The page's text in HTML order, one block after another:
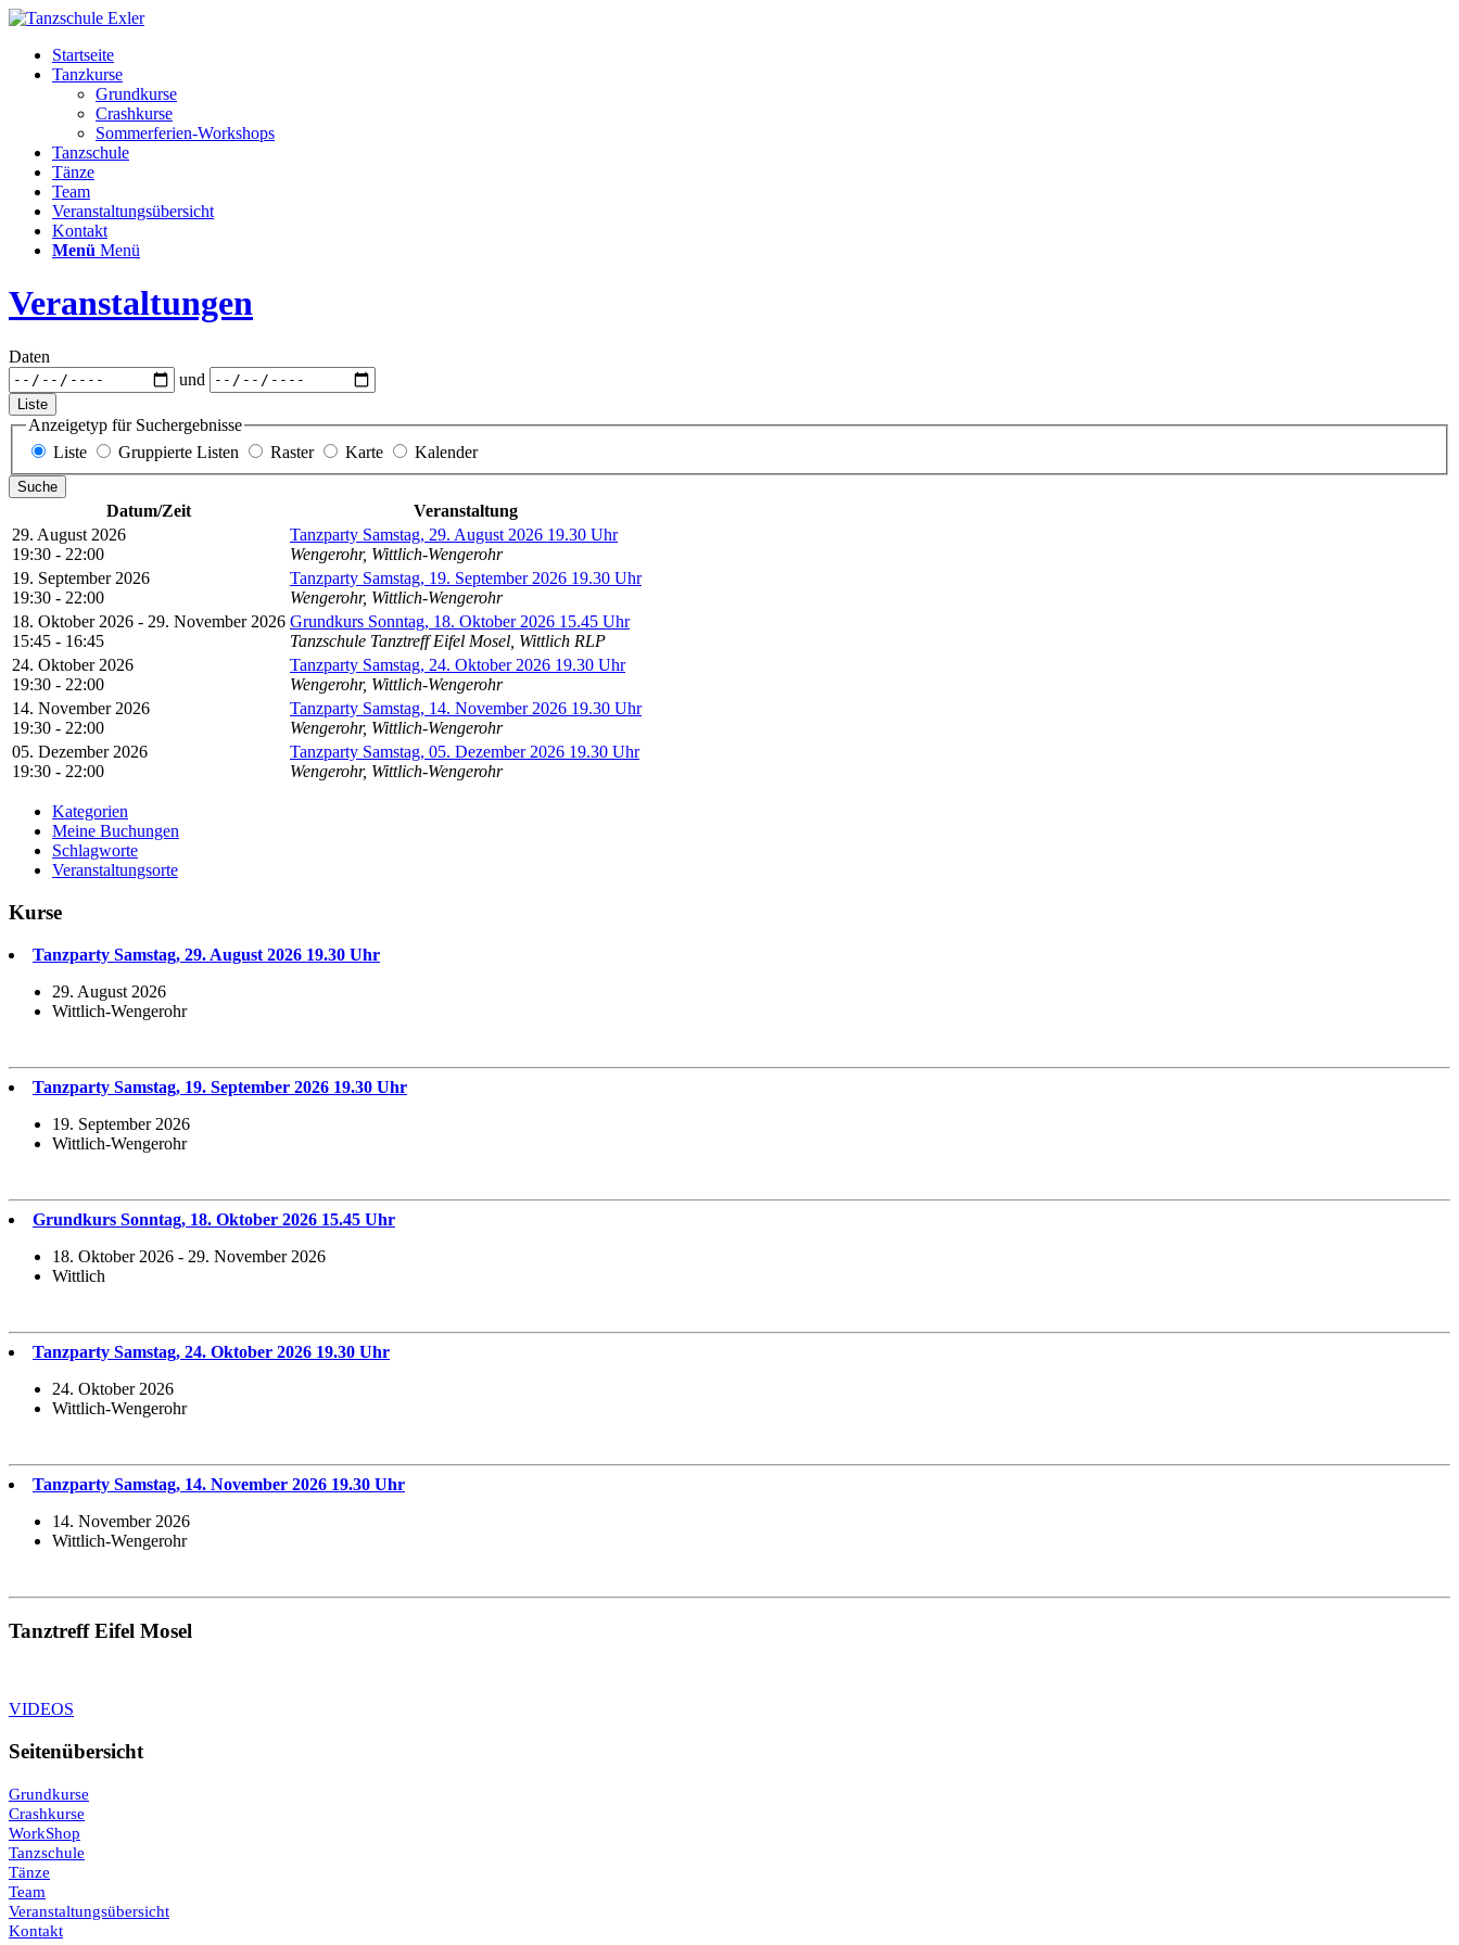
Startseite
Tanzkurse
Grundkurse
Crashkurse
Sommerferien-Workshops
Tanzschule
Tänze
Team
Veranstaltungsübersicht
Kontakt
Menü Menü
Veranstaltungen
Daten
und
Liste
Anzeigetyp für Suchergebnisse
Liste
Gruppierte Listen Raster Karte Kalender
Suche
Datum/Zeit
Veranstaltung
29. August 2026
19:30 - 22:00
Tanzparty Samstag, 29. August 2026 19.30 Uhr
Wengerohr, Wittlich-Wengerohr
19. September 2026
19:30 - 22:00
Tanzparty Samstag, 19. September 2026 19.30 Uhr
Wengerohr, Wittlich-Wengerohr
18. Oktober 2026 - 29. November 2026
15:45 - 16:45
Grundkurs Sonntag, 18. Oktober 2026 15.45 Uhr
Tanzschule Tanztreff Eifel Mosel, Wittlich RLP
24. Oktober 2026
19:30 - 22:00
Tanzparty Samstag, 24. Oktober 2026 19.30 Uhr
Wengerohr, Wittlich-Wengerohr
14. November 2026
19:30 - 22:00
Tanzparty Samstag, 14. November 2026 19.30 Uhr
Wengerohr, Wittlich-Wengerohr
05. Dezember 2026
19:30 - 22:00
Tanzparty Samstag, 05. Dezember 2026 19.30 Uhr
Wengerohr, Wittlich-Wengerohr
Kategorien
Meine Buchungen
Schlagworte
Veranstaltungsorte
Kurse
Tanzparty Samstag, 29. August 2026 19.30 Uhr
29. August 2026
Wittlich-Wengerohr
Tanzparty Samstag, 19. September 2026 19.30 Uhr
19. September 2026
Wittlich-Wengerohr
Grundkurs Sonntag, 18. Oktober 2026 15.45 Uhr
18. Oktober 2026 - 29. November 2026
Wittlich
Tanzparty Samstag, 24. Oktober 2026 19.30 Uhr
24. Oktober 2026
Wittlich-Wengerohr
Tanzparty Samstag, 14. November 2026 19.30 Uhr
14. November 2026
Wittlich-Wengerohr
Tanztreff Eifel Mosel
VIDEOS
Seitenübersicht
Grundkurse
Crashkurse
WorkShop
Tanzschule
Tänze
Team
Veranstaltungsübersicht
Kontakt